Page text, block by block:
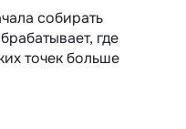
собирать
где
точек больше